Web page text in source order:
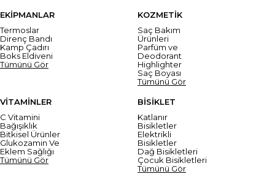
EKİPMANLAR
Termoslar
Direnç Bandı
Kamp Çadırı
Boks Eldiveni
Tümünü Gör
KOZMETİK
Saç Bakım
Ürünleri
Parfüm ve
Deodorant
Highlighter
Saç Boyası
Tümünü Gör
VİTAMİNLER
C Vitamini
Bağışıklık
Bitkisel Ürünler
Glukozamin Ve
Eklem Sağlığı
Tümünü Gör
BİSİKLET
Katlanır
Bisikletler
Elektrikli
Bisikletler
Dağ Bisikletleri
Çocuk Bisikletleri
Tümünü Gör